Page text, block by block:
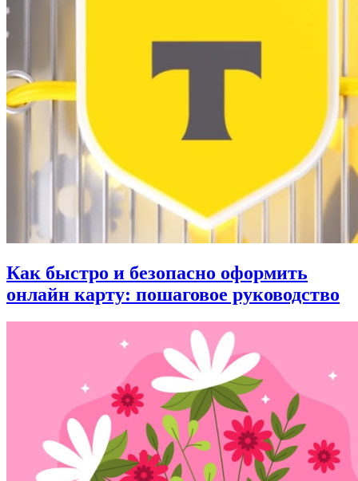
Как быстро и безопасно оформить
онлайн карту: пошаговое руководство